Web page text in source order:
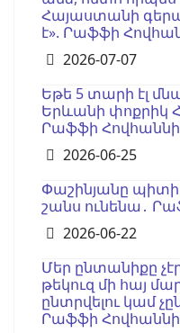
Հայաստանի
է». Րաֆֆի
Details
2026-07-07
Եթե 5 տարի էլ
Երևանի փոքրիկ
Րաֆֆի
Details
2026-06-25
Փաշինյանը պիտի
շանս ունենա․
Details
2026-06-22
Մեր ընտանիքը
թեկուզ մի հայ
ընտրվելու կամ
Րաֆֆի